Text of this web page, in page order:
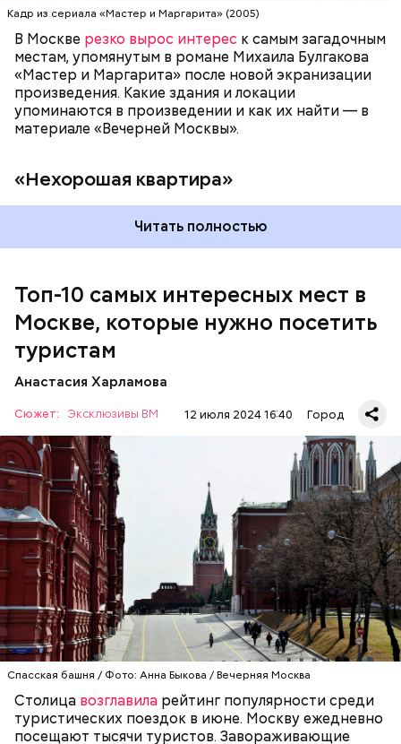
Кадр из сериала «Мастер и Маргарита» (2005)
В Москве резко вырос интерес к самым загадочным
местам, упомянутым в романе Михаила Булгакова
«Мастер и Маргарита» после новой экранизации
произведения. Какие здания и локации
упоминаются в произведении и как их найти — в
материале «Вечерней Москвы».
«Нехорошая квартира»
стала прототипом «нехорошей квартиры», где жил
Читать полностью
Топ-10 самых интересных мест в
Москве, которые нужно посетить
туристам
Анастасия Харламова
Сюжет: Эксклюзивы ВМ 12 июля 2024 16:40 Город
Спасская башня / Фото: Анна Быкова / Вечерняя Москва
Столица возглавила рейтинг популярности среди
туристических поездок в июне. Москву ежедневно
посещают тысячи туристов. Завораживающие
Красная площадь считается главной
достопримечательностью столицы. Все туристы в
первую очередь стремятся именно сюда, чтобы
увидеть Московский Кремль, Собор Василия
Блаженного и Мавзолей. Красная площадь — это
символ не только столицы, но и России. С ней
связана огромная часть истории нашей страны. В
1990 году комплекс Московского Кремля и Красной
площади были включены в состав списка
Всемирного культурного наследия ЮНЕСКО.
Мавзолей
объектов, охраняемых ЮНЕСКО.
ОТДЫХ МОСКВА ТУРИЗМ